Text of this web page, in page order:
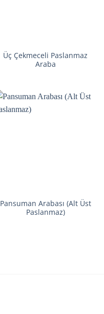
Üç Çekmeceli Paslanmaz
Araba
Pansuman Arabası (Alt Üst
Paslanmaz)